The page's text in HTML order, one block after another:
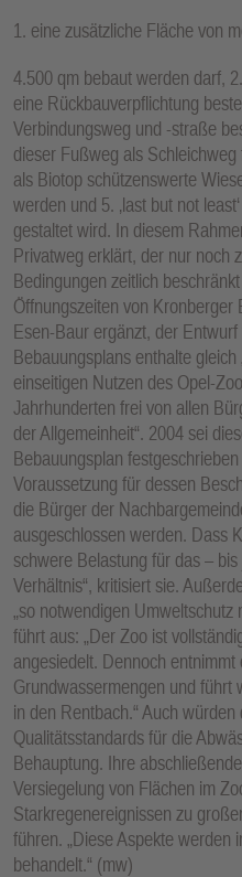
1. eine zusätzliche Fläche von
4.500 qm bebaut werden darf,
eine Rückbauverpflichtung
Verbindungsweg und -straße
dieser Fußweg als
als Biotop schützenswerte
werden und 5. ‚last but not
gestaltet wird. In diesem
Privatweg erklärt, der nur noch
Bedingungen zeitlich
Öffnungszeiten von Kronberger
Esen-Baur ergänzt, der
Bebauungsplans enthalte
einseitigen Nutzen des Opel-
Jahrhunderten frei von allen
der Allgemeinheit“. 2004 sei
Bebauungsplan
Voraussetzung für dessen
die Bürger der
ausgeschlossen werden. Dass
schwere Belastung für das –
Verhältnis“, kritisiert sie.
„so notwendigen
führt aus: „Der Zoo ist
angesiedelt. Dennoch
Grundwassermengen und führt
in den Rentbach.“ Auch
Qualitätsstandards für die
Behauptung. Ihre
Versiegelung von Flächen im
Starkregenereignissen zu
führen. „Diese Aspekte werden
behandelt.“ (mw)